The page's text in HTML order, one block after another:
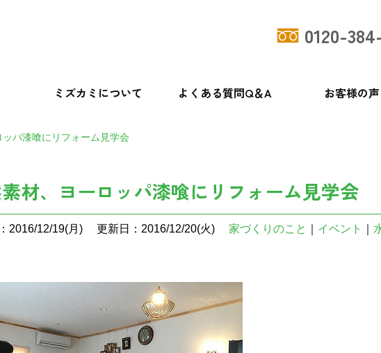
0120-
ミズカミについて よくある質問Q＆A お客様の声
パ漆喰にリフォーム見学会
材、ヨーロッパ漆喰にリフォーム見学会
2016/12/19(月) 更新日：2016/12/20(火) 家づくりのこと イベント